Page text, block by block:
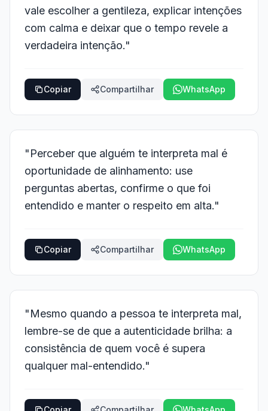
vale escolher a gentileza, explicar intenções
com calma e deixar que o tempo revele a
verdadeira intenção."
Copiar Compartilhar WhatsApp
"Perceber que alguém te interpreta mal é
oportunidade de alinhamento: use
perguntas abertas, confirme o que foi
entendido e manter o respeito em alta."
Copiar Compartilhar WhatsApp
"Mesmo quando a pessoa te interpreta mal,
lembre-se de que a autenticidade brilha: a
consistência de quem você é supera
qualquer mal-entendido."